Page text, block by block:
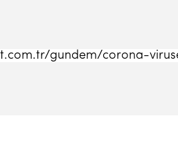
gundem/corona-